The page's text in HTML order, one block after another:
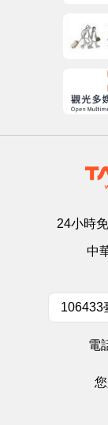
24小時
中
106433
電